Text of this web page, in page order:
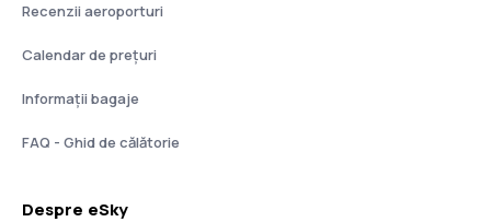
Recenzii aeroporturi
Calendar de prețuri
Informații bagaje
FAQ - Ghid de călătorie
Despre eSky